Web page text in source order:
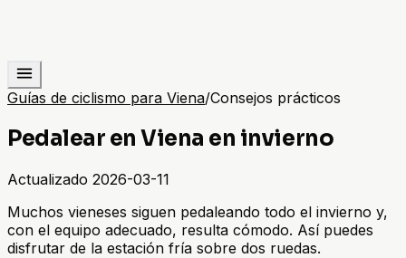
Guías de ciclismo para Viena/Consejos prácticos
Pedalear en Viena en invierno
Actualizado 2026-03-11
Muchos vieneses siguen pedaleando todo el invierno y,
con el equipo adecuado, resulta cómodo. Así puedes
disfrutar de la estación fría sobre dos ruedas.